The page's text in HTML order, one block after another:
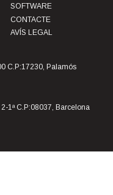
SOFTWARE
CONTACTE
AVÍS LEGAL
C.P:17230, Palamós
1ª C.P:08037, Barcelona